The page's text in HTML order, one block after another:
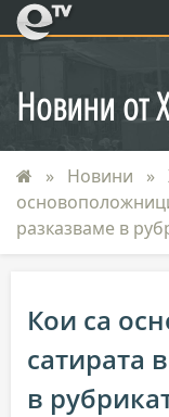
eTV
Новини от
Новини
разказваме в
Кои са
сатирата
в